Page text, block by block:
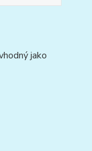
jako